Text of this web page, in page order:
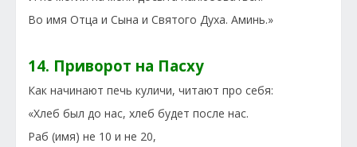
Во имя Отца и Сына и Святого Духа. Аминь.»
14. Приворот на Пасху
Как начинают печь куличи, читают про себя:
«Хлеб был до нас, хлеб будет после нас.
Раб (имя) не 10 и не 20,